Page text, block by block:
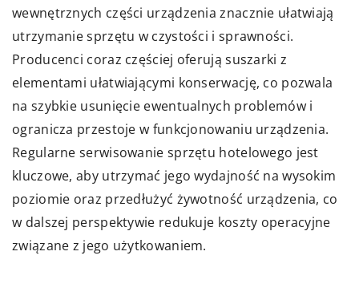
wewnętrznych części urządzenia znacznie ułatwiają
utrzymanie sprzętu w czystości i sprawności.
Producenci coraz częściej oferują suszarki z
elementami ułatwiającymi konserwację, co pozwala
na szybkie usunięcie ewentualnych problemów i
ogranicza przestoje w funkcjonowaniu urządzenia.
Regularne serwisowanie sprzętu hotelowego jest
kluczowe, aby utrzymać jego wydajność na wysokim
poziomie oraz przedłużyć żywotność urządzenia, co
w dalszej perspektywie redukuje koszty operacyjne
związane z jego użytkowaniem.